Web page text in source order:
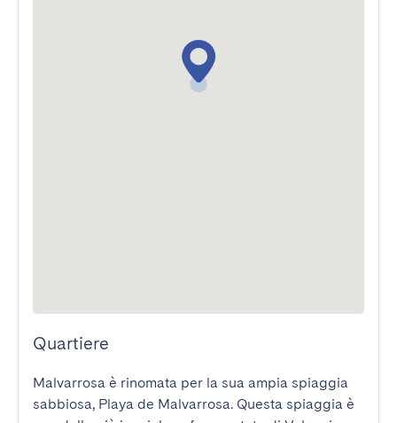
Quartiere
Malvarrosa è rinomata per la sua ampia spiaggia
sabbiosa, Playa de Malvarrosa. Questa spiaggia è